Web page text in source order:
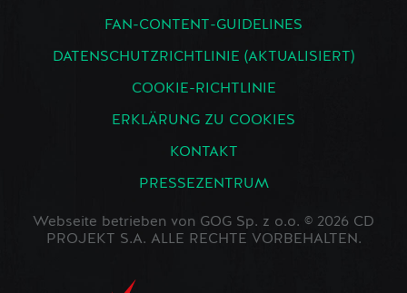
FAN-CONTENT-GUIDELINES
DATENSCHUTZRICHTLINIE (AKTUALISIERT)
COOKIE-RICHTLINIE
ERKLÄRUNG ZU COOKIES
KONTAKT
PRESSEZENTRUM
Webseite betrieben von GOG Sp. z o.o. © 2026 CD
PROJEKT S.A. ALLE RECHTE VORBEHALTEN.